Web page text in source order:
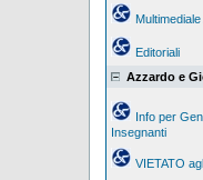
Editoriali
Azzardo e
Info per
Insegnanti
VIETATO